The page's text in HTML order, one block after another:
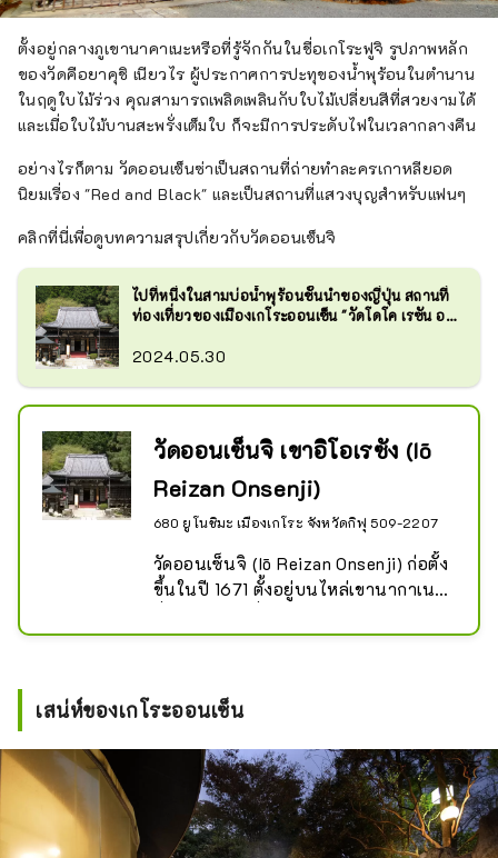
ตั้งอยู่กลางภูเขานาคาเนะหรือที่รู้จักกันในชื่อเกโระฟูจิ รูปภาพหลัก
ของวัดคือยาคุชิ เนียวไร ผู้ประกาศการปะทุของน้ำพุร้อนในตำนาน
ในฤดูใบไม้ร่วง คุณสามารถเพลิดเพลินกับใบไม้เปลี่ยนสีที่สวยงามได้
และเมื่อใบไม้บานสะพรั่งเต็มใบ ก็จะมีการประดับไฟในเวลากลางคืน
อย่างไรก็ตาม วัดออนเซ็นซ่าเป็นสถานที่ถ่ายทำละครเกาหลียอด
นิยมเรื่อง "Red and Black" และเป็นสถานที่แสวงบุญสำหรับแฟนๆ
คลิกที่นี่เพื่อดูบทความสรุปเกี่ยวกับวัดออนเซ็นจิ
ไปที่หนึ่งในสามบ่อน้ำพุร้อนชั้นนำของญี่ปุ่น สถานที่
ท่องเที่ยวของเมืองเกโระออนเซ็น "วัดโดโค เรซัน ออ
2024.05.30
วัดออนเซ็นจิ เขาอิโอเรซัง (Iō
Reizan Onsenji)
680 ยูโนชิมะ เมืองเกโระ จังหวัดกิฟุ 509-2207
วัดออนเซ็นจิ (Iō Reizan Onsenji) ก่อตั้ง
ขึ้นในปี 1671 ตั้งอยู่บนไหล่เขานากาเนะ
พระประธานของวัดคือ พระพุทธเจ้าแห่ง
ตำนานนกกระสาขาวที่ค้นพบน้ำพุร้อน
ในเกโระ
อย่าง "ยุบุง" ที่บอกเล่าประวัติเกโระออน
เซ็น และ "พระเอ็นคู" ที่แกะสลักโดยพระ
ธุดงค์ในสมัยเอโดะชื่อว่าเอ็นคู
ที่เชิงประตูวัดมีสุสานของ "ฮิดะยะ คิวเบ"
เสน่ห์ของเกโระออนเซ็น